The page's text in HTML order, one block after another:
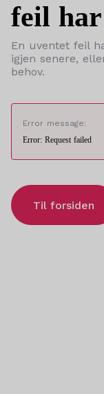
feil
En uventet feil
igjen senere,
behov.
Error message:
Error: Request failed
Til forsiden